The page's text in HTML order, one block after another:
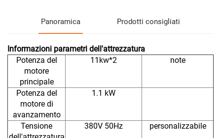
Panoramica Prodotti consigliati
Informazioni parametri dell'attrezzatura
Potenza del
motore
principale
11kw*2 note
Potenza del
motore di
avanzamento
1.1 kW
Tensione
380V 50Hz personalizzabile